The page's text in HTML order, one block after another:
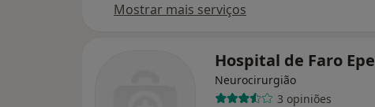
Mostrar mais serviços
Hospital de Faro Epe
Neurocirurgião
3 opiniões